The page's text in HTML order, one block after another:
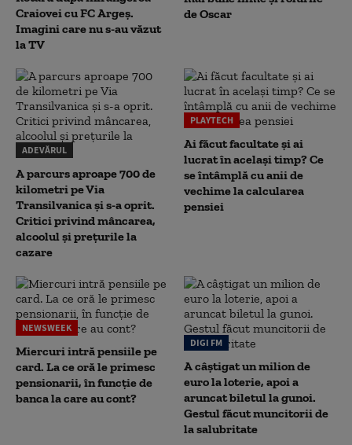
Craiovei cu FC Argeș.
Imagini care nu s-au văzut
la TV
de Oscar
ADEVĂRUL
A parcurs aproape 700 de
kilometri pe Via
Transilvanica și s-a oprit.
Critici privind mâncarea,
alcoolul și prețurile la
cazare
PLAYTECH
Ai făcut facultate și ai
lucrat în același timp? Ce
se întâmplă cu anii de
vechime la calcularea
pensiei
NEWSWEEK
Miercuri intră pensiile pe
card. La ce oră le primesc
pensionarii, în funcție de
banca la care au cont?
DIGI FM
A câștigat un milion de
euro la loterie, apoi a
aruncat biletul la gunoi.
Gestul făcut muncitorii de
la salubritate